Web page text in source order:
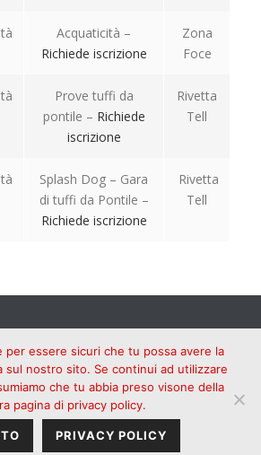
Acquaticità –
Richiede iscrizione
Zona
Foce
Prove tuffi da
pontile – Richiede
iscrizione
Rivetta
Tell
Splash Dog – Gara
di tuffi da Pontile –
Richiede iscrizione
Rivetta
Tell
per essere sicuri che tu possa avere la
sul nostro sito. Se continui ad utilizzare
che tu abbia preso visone della
pagina di privacy policy.
PRIVACY POLICY